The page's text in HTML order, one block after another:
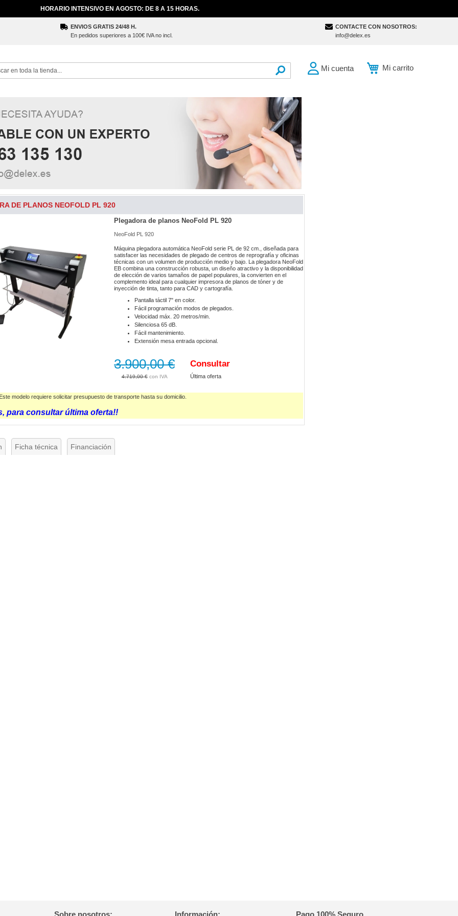
HORARIO INTENSIVO EN AGOSTO: DE 8 A 15 HORAS.
ENVIOS GRATIS 24/48 H.
En pedidos superiores a 100€ IVA no incl.
CONTACTE CON NOSOTROS:
info@delex.es
Mi carrito
Mi cuenta
DE PLANOS NEOFOLD PL 920
Plegadora de planos NeoFold PL 920
NeoFold PL 920
Máquina plegadora automática NeoFold serie PL de 92 cm., diseñada para
satisfacer las necesidades de plegado de centros de reprografía y oficinas
técnicas con un volumen de producción medio y bajo. La plegadora NeoFold
EB combina una construcción robusta, un diseño atractivo y la disponibilidad
de elección de varios tamaños de papel populares, la convierten en el
complemento ideal para cualquier impresora de planos de tóner y de
inyección de tinta, tanto para CAD y cartografía.
Pantalla táctil 7" en color.
Fácil programación modos de plegados.
Velocidad máx. 20 metros/min.
Silenciosa 65 dB.
Fácil mantenimiento.
Extensión mesa entrada opcional.
4.719,00 €
3.900,00 € Consultar
Última oferta
modelo requiere solicitar presupuesto de transporte hasta su domicilio.
para consultar última oferta!!
Ficha técnica Financiación
Sobre nosotros: Información: Pago 100% Seguro